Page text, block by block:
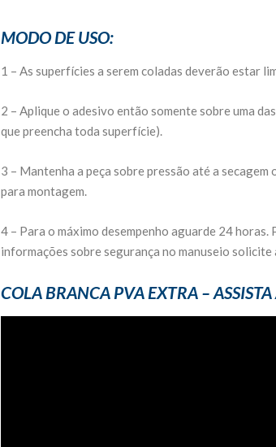
MODO DE USO:
1 – As superfícies a serem coladas deverão estar
2 – Aplique o adesivo então somente sobre uma
que preencha toda superfície).
3 – Mantenha a peça sobre pressão até a
para montagem.
4 – Para o máximo desempenho aguarde 24 horas.
informações sobre segurança no manuseio
COLA BRANCA PVA EXTRA –